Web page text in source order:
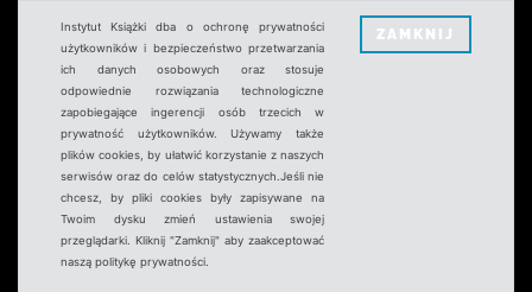
Instytut Książki dba o ochronę prywatności
użytkowników i bezpieczeństwo przetwarzania
ich danych osobowych oraz stosuje
odpowiednie rozwiązania technologiczne
zapobiegające ingerencji osób trzecich w
prywatność użytkowników. Używamy także
plików cookies, by ułatwić korzystanie z naszych
serwisów oraz do celów statystycznych.Jeśli nie
chcesz, by pliki cookies były zapisywane na
Twoim dysku zmień ustawienia swojej
przeglądarki. Kliknij "Zamknij" aby zaakceptować
naszą politykę prywatności.
ZAMKNIJ